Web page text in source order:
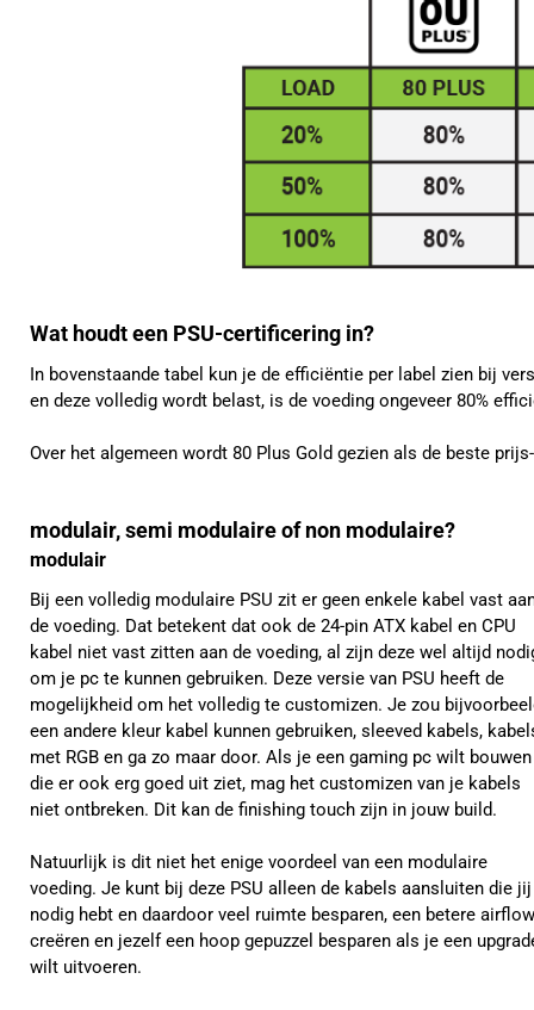
Wat houdt een PSU-certificering in?
In bovenstaande tabel kun je de efficiëntie per label zien bij
en deze volledig wordt belast, is de voeding ongeveer 80%
Over het algemeen wordt 80 Plus Gold gezien als de beste
modulair, semi modulaire of non modulaire?
modulair
Bij een volledig modulaire PSU zit er geen enkele kabel vast
de voeding. Dat betekent dat ook de 24-pin ATX kabel en CPU
kabel niet vast zitten aan de voeding, al zijn deze wel altijd
om je pc te kunnen gebruiken. Deze versie van PSU heeft de
mogelijkheid om het volledig te customizen. Je zou
een andere kleur kabel kunnen gebruiken, sleeved kabels,
met RGB en ga zo maar door. Als je een gaming pc wilt bouwen
die er ook erg goed uit ziet, mag het customizen van je kabels
niet ontbreken. Dit kan de finishing touch zijn in jouw build.
Natuurlijk is dit niet het enige voordeel van een modulaire
voeding. Je kunt bij deze PSU alleen de kabels aansluiten die jij
nodig hebt en daardoor veel ruimte besparen, een betere airflow
creëren en jezelf een hoop gepuzzel besparen als je een
wilt uitvoeren.